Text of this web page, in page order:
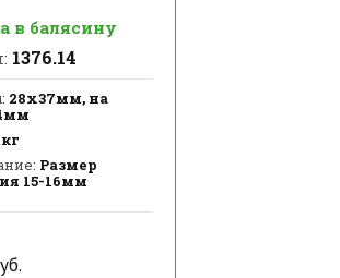
в балясину
1376.14
28х37мм, на
Размер
15-16мм